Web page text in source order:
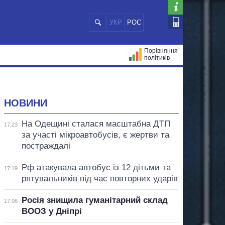
УКР РОС
Порівняння
політиків
НОВИНИ
17:23
На Одещині сталася масштабна ДТП
за участі мікроавтобусів, є жертви та
постраждалі
17:19
Рф атакувала автобус із 12 дітьми та
рятувальників під час повторних ударів
17:06
Росія знищила гуманітарний склад
ВООЗ у Дніпрі